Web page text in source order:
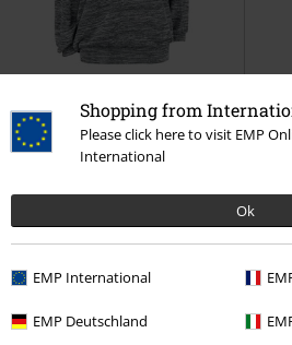
Shopping from
Please click here to visit EMP
International
Ok
EMP International
EMP Deutschland
DMCKč 1.299,00
Kč 926,00
Oversize žíhaný svetr se širokým
Kč